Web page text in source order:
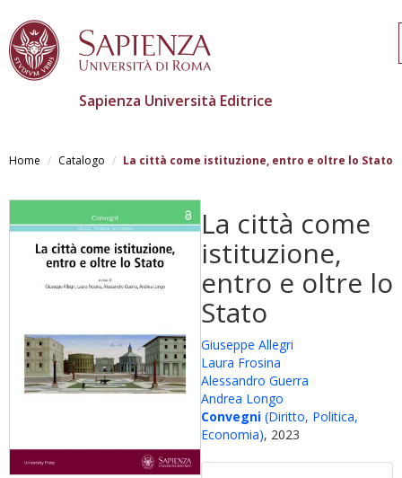
contenuto
Sapienza Università Editrice
Home Catalogo La città come istituzione, entro e oltre lo Stato
La città come
istituzione,
entro e oltre lo
Stato
Giuseppe Allegri
Laura Frosina
Alessandro Guerra
Andrea Longo
Convegni (Diritto, Politica,
Economia), 2023